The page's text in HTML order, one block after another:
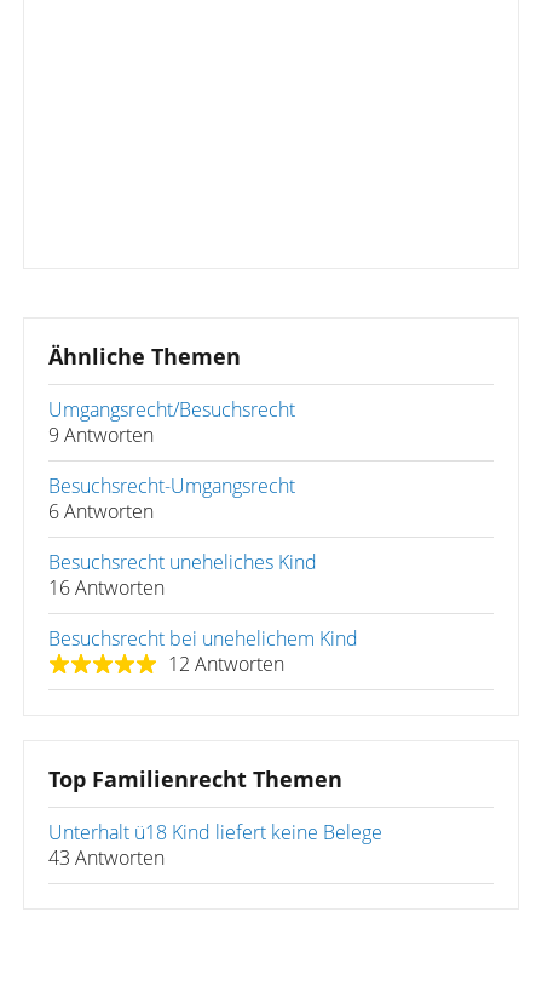
Ähnliche Themen
Umgangsrecht/Besuchsrecht
9 Antworten
Besuchsrecht-Umgangsrecht
6 Antworten
Besuchsrecht uneheliches Kind
16 Antworten
Besuchsrecht bei unehelichem Kind
12 Antworten
Top Familienrecht Themen
Unterhalt ü18 Kind liefert keine Belege
43 Antworten